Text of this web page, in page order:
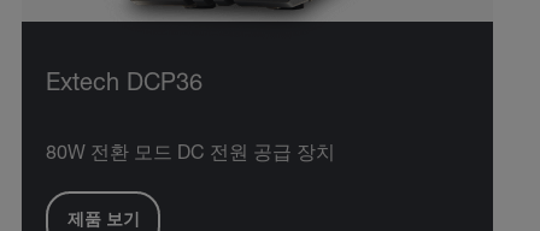
Extech DCP36
80W 전환 모드 DC 전원 공급 장치
제품 보기